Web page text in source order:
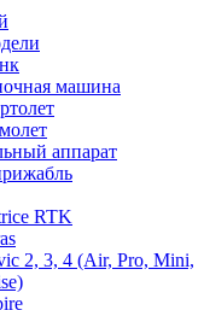
машина
аппарат
RTK
2, 3, 4 (Air, Pro, Mini,